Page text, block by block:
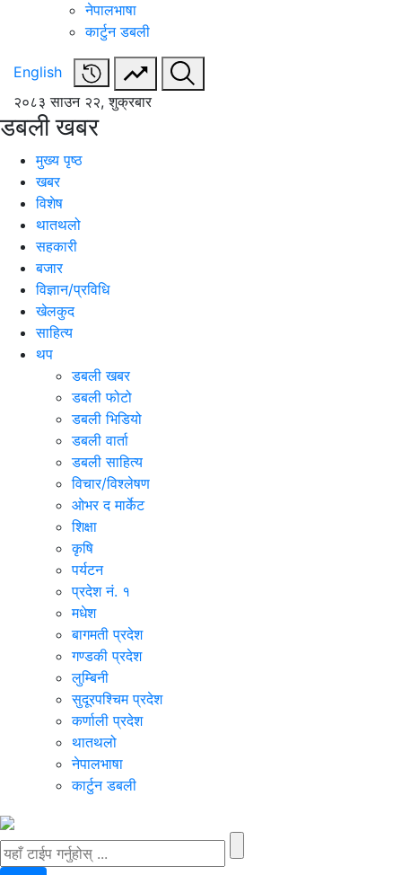
नेपालभाषा
कार्टुन डबली
English
२०८३ साउन २२, शुक्रबार
डबली खबर
मुख्य पृष्ठ
खबर
विशेष
थातथलो
सहकारी
बजार
विज्ञान/प्रविधि
खेलकुद
साहित्य
थप
डबली खबर
डबली फोटो
डबली भिडियो
डबली वार्ता
डबली साहित्य
विचार/विश्‍लेषण
ओभर द मार्केट
शिक्षा
कृषि
पर्यटन
प्रदेश नं. १
मधेश
बागमती प्रदेश
गण्डकी प्रदेश
लुम्बिनी
सुदूरपश्चिम प्रदेश
कर्णाली प्रदेश
थातथलो
नेपालभाषा
कार्टुन डबली